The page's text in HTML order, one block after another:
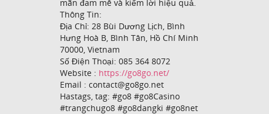
mãn đam mê và kiếm lời hiệu quả.
Thông Tin:
Địa Chỉ: 28 Bùi Dương Lịch, Bình
Hưng Hoà B, Bình Tân, Hồ Chí Minh
70000, Vietnam
Số Điện Thoại: 085 364 8072
Website : https://go8go.net/
Email : contact@go8go.net
Hastags, tag: #go8 #go8Casino
#trangchugo8 #go8dangki #go8net